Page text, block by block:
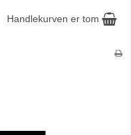
Handlekurven er tom